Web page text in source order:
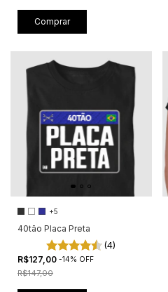
Comprar
+5
40tão Placa Preta
(4)
R$127,00 -14% OFF
R$147,00